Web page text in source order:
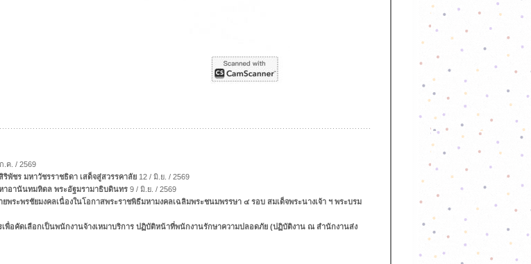
.ค. / 2569
ริพัชร มหาวัชรราชธิดา เสด็จสู่สวรรคาลัย 12 / มิ.ย. / 2569
าอานันทมหิดล พระอัฐมรามาธิบดินทร 9 / มิ.ย. / 2569
พระพรชัยมงคลเนื่องในโอกาสพระราชพิธีมหามงคลเฉลิมพระชนมพรรษา ๔ รอบ สมเด็จพระนางเจ้า ฯ พระบรม
เพื่อคัดเลือกเป็นพนักงานจ้างเหมาบริการ ปฏิบัติหน้าที่พนักงานรักษาความปลอดภัย (ปฏิบัติงาน ณ สำนักงานส่ง